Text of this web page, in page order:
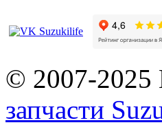
© 2007-2025
запчасти